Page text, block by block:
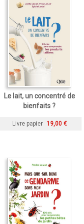
Le lait, un concentré de
bienfaits ?
Livre papier 19,00 €